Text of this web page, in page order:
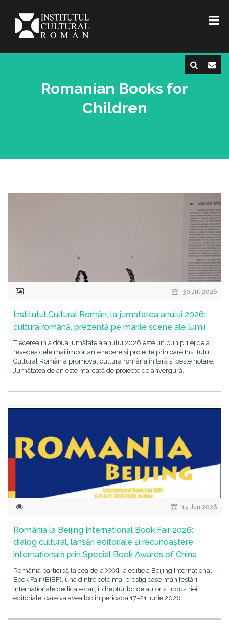
Romanian Books for
Children
30 Jul 2026
Institutul Cultural Român, la jumătatea anului 2026:
cultura română, prezentă pe marile scene ale lumii
Trecerea în a doua jumătate a anului 2026 este un bun prilej de a
revedea cele mai importante repere și proiecte prin care Institutul
Cultural Român a promovat cultura română în țară și peste hotare.
Jumătatea de an este marcată de proiecte de anvergură,
15 Jun 2026
România la Beijing International Book Fair 2026:
dialog cultural, lansări editoriale și recunoaștere
internațională prin Special Book Awards of China
România participă la cea de-a XXXII-a ediție a Beijing International
Book Fair (BIBF), una dintre cele mai prestigioase manifestări
internaționale dedicate cărții, drepturilor de autor și industriei
editoriale, care va avea loc în perioada 17–21 iunie 2026.